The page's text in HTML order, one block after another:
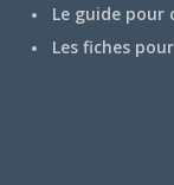
Le guide
Les fiches